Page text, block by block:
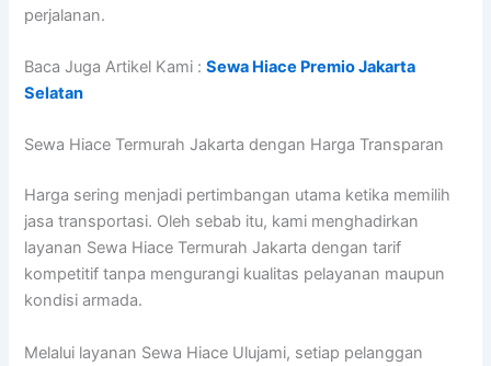
perjalanan.
Baca Juga Artikel Kami :Sewa Hiace Premio Jakarta
Selatan
Sewa Hiace Termurah Jakarta dengan Harga Transparan
Harga sering menjadi pertimbangan utama ketika memilih
jasa transportasi. Oleh sebab itu, kami menghadirkan
layanan Sewa Hiace Termurah Jakarta dengan tarif
kompetitif tanpa mengurangi kualitas pelayanan maupun
kondisi armada.
Melalui layanan Sewa Hiace Ulujami, setiap pelanggan